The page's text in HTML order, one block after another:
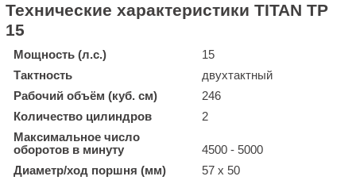
Технические характеристики TITAN TP
15
Мощность (л.с.)
15
Тактность
двухтактный
Рабочий объём (куб. см)
246
Количество цилиндров
2
Максимальное число
оборотов в минуту
4500 - 5000
Диаметр/ход поршня (мм)
57 х 50